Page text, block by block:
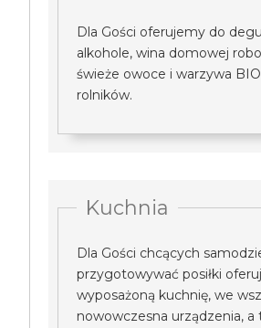
Dla Gości oferujemy do
alkohole, wina domowej
świeże owoce i warzywa
rolników.
Kuchnia
Dla Gości chcących
przygotowywać posiłki
wyposażoną kuchnię, we
nowowczesna urządzenia, a